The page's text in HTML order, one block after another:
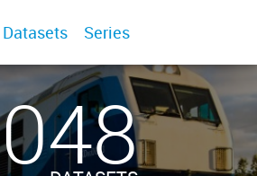
Datasets Series
048